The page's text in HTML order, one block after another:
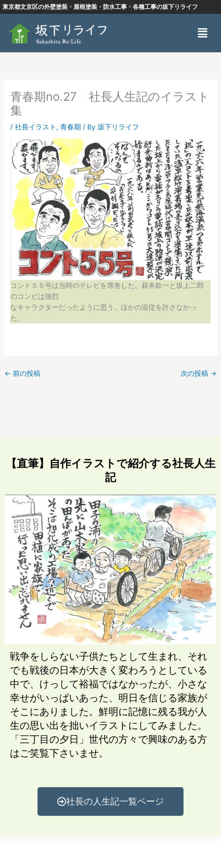
内
容
東京都文京区の外壁塗装・屋根塗装・防水工事・各種工事の坂下リライフ
メ
ニ
ュ
青春期no.27 社長人生記のイラスト
集
/社長イラスト ,青春期 / By坂下リライフ
コント５５号は当時のテレビを席巻した。萩本欽一と坂上二郎
のコンビは強烈
なキャラクターだったように思う。ほかの追従を許さなかっ
た。
← 前の投稿 次の投稿 →
【直筆】自作イラストで紹介する社長人生
記
戦争をしらない子供たちとして生まれ、それ
でも戦後の日本が大きく変わろうとしている
中で、けっして裕福ではなかったが、小さな
幸せがいっぱいあった、明日を信じる家族が
そこにありました。鮮明に記憶に残る我が人
生の思い出を拙いイラストにしてみました。
「三丁目の夕日」世代の方々で興味のある方
はご笑覧下さいませ。
社長の人生記一覧ページ